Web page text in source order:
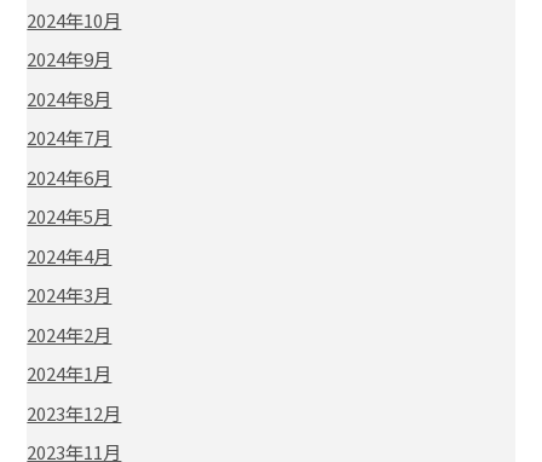
2024年10月
2024年9月
2024年8月
2024年7月
2024年6月
2024年5月
2024年4月
2024年3月
2024年2月
2024年1月
2023年12月
2023年11月